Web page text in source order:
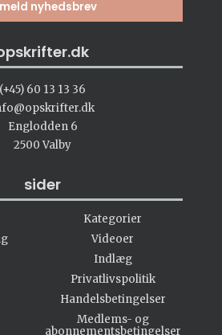
(+45) 60 13 13 36
Englodden 6
2500 Valby
sider
Kategorier
Videoer
Indlæg
Privatlivspolitik
Handelsbetingelser
Medlems- og
abonnementsbetingelser